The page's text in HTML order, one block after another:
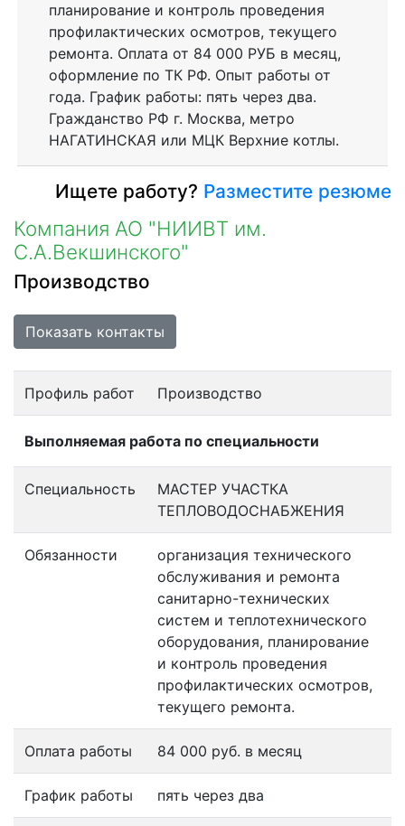
планирование и контроль проведения
профилактических осмотров, текущего
ремонта. Оплата от 84 000 РУБ в месяц,
оформление по ТК РФ. Опыт работы от
года. График работы: пять через два.
Гражданство РФ г. Москва, метро
НАГАТИНСКАЯ или МЦК Верхние котлы.
Ищете работу? Разместите резюме
Компания АО "НИИВТ им.
С.А.Векшинского"
Производство
Показать контакты
Профиль работ Производство
Выполняемая работа по специальности
Специальность
МАСТЕР УЧАСТКА
ТЕПЛОВОДОСНАБЖЕНИЯ
Обязанности
организация технического
обслуживания и ремонта
санитарно-технических
систем и теплотехнического
оборудования, планирование
и контроль проведения
профилактических осмотров,
текущего ремонта.
Оплата работы 84 000 руб. в месяц
График работы пять через два